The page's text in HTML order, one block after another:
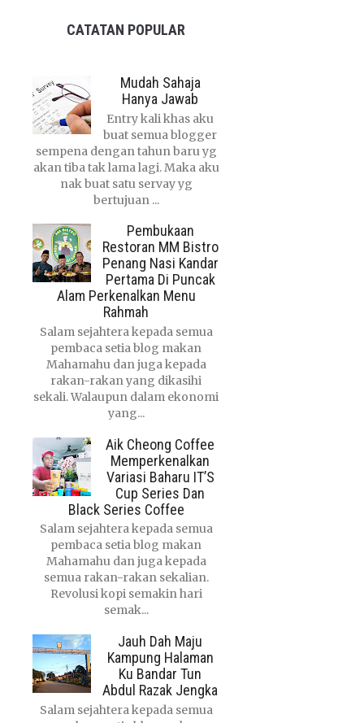
CATATAN POPULAR
Mudah Sahaja
Hanya Jawab
Entry kali khas aku
buat semua blogger
sempena dengan tahun baru yg
akan tiba tak lama lagi. Maka aku
nak buat satu servay yg
bertujuan ...
Pembukaan
Restoran MM Bistro
Penang Nasi Kandar
Pertama Di Puncak
Alam Perkenalkan Menu
Rahmah
Salam sejahtera kepada semua
pembaca setia blog makan
Mahamahu dan juga kepada
rakan-rakan yang dikasihi
sekali. Walaupun dalam ekonomi
yang...
Aik Cheong Coffee
Memperkenalkan
Variasi Baharu IT’S
Cup Series Dan
Black Series Coffee
Salam sejahtera kepada semua
pembaca setia blog makan
Mahamahu dan juga kepada
semua rakan-rakan sekalian.
Revolusi kopi semakin hari
semak...
Jauh Dah Maju
Kampung Halaman
Ku Bandar Tun
Abdul Razak Jengka
Salam sejahtera kepada semua